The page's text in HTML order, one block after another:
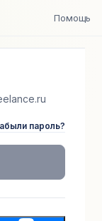
Помощь
пароль?